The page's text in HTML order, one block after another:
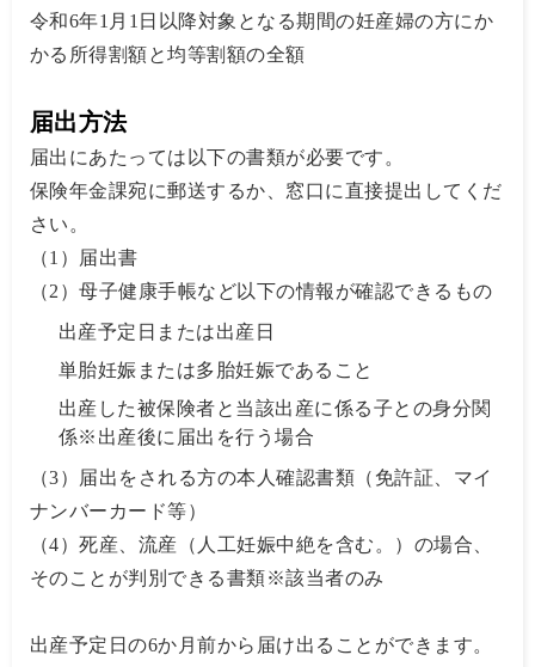
令和6年1月1日以降対象となる期間の妊産婦の方にか
かる所得割額と均等割額の全額
届出方法
届出にあたっては以下の書類が必要です。
保険年金課宛に郵送するか、窓口に直接提出してくだ
さい。
（1）届出書
（2）母子健康手帳など以下の情報が確認できるもの
出産予定日または出産日
単胎妊娠または多胎妊娠であること
出産した被保険者と当該出産に係る子との身分関
係※出産後に届出を行う場合
（3）届出をされる方の本人確認書類（免許証、マイ
ナンバーカード等）
（4）死産、流産（人工妊娠中絶を含む。）の場合、
そのことが判別できる書類※該当者のみ
出産予定日の6か月前から届け出ることができます。